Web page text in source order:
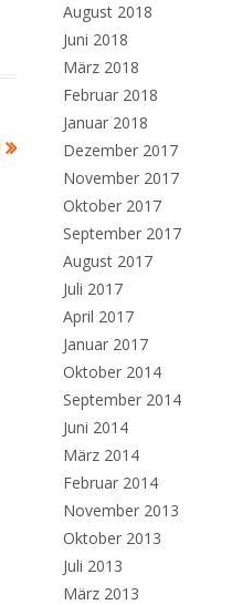
August 2018
Juni 2018
März 2018
Februar 2018
Januar 2018
Dezember 2017
November 2017
Oktober 2017
September 2017
August 2017
Juli 2017
April 2017
Januar 2017
Oktober 2014
September 2014
Juni 2014
März 2014
Februar 2014
November 2013
Oktober 2013
Juli 2013
März 2013